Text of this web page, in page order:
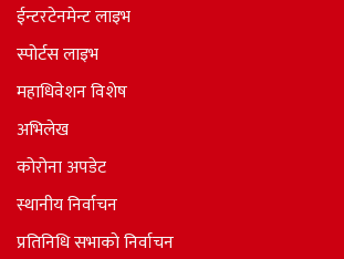
ईन्टरटेनमेन्ट लाइभ
स्पोर्टस लाइभ
महाधिवेशन विशेष
अभिलेख
कोरोना अपडेट
स्थानीय निर्वाचन
प्रतिनिधि सभाकाे निर्वाचन